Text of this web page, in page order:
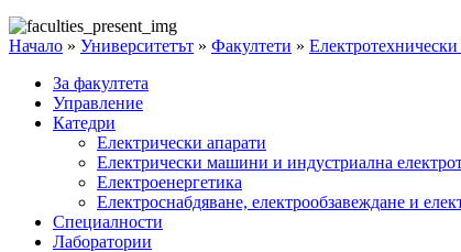
Начало » Университетът » Факултети »
За факултета
Управление
Катедри
Електрически апарати
Електрически машини и индустриална
Електроенергетика
Електроснабдяване, електрообзавеждане и
Специалности
Лаборатории